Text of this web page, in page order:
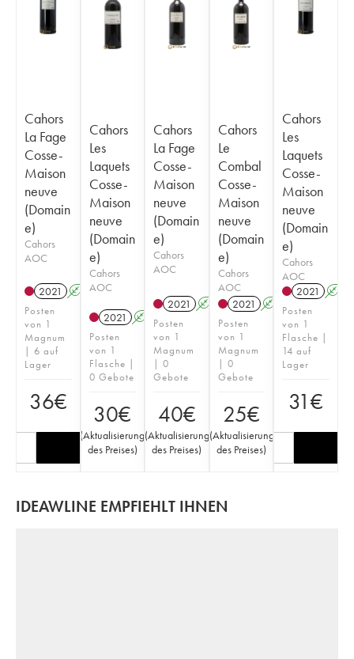
Cahors
La Fage
Cosse-
Maison
neuve
(Domain
e)
Cahors
AOC
2021 A
Posten
von 1
Magnum
| 6 auf
Lager
36€
Cahors
Les
Laquets
Cosse-
Maison
neuve
(Domain
e)
Cahors
AOC
2021 A
Posten
von 1
Flasche |
0 Gebote
30€
(Aktualisierung
des Preises)
Cahors
La Fage
Cosse-
Maison
neuve
(Domain
e)
Cahors
AOC
2021 A
Posten
von 1
Magnum
| 0
Gebote
40€
(Aktualisierung
des Preises)
Cahors
Le
Combal
Cosse-
Maison
neuve
(Domain
e)
Cahors
AOC
2021 A
Posten
von 1
Magnum
| 0
Gebote
25€
(Aktualisierung
des Preises)
Cahors
Les
Laquets
Cosse-
Maison
neuve
(Domain
e)
Cahors
AOC
2021
A
Posten
von 1
Flasche |
14 auf
Lager
31€
IDEAWLINE EMPFIEHLT IHNEN